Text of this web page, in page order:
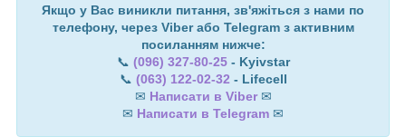
Якщо у Вас виникли питання, зв'яжіться з нами по
телефону, через Viber або Telegram з активним
посиланням нижче:
📞 (096) 327-80-25- Kyivstar
📞 (063) 122-02-32- Lifecell
✉ Написати в Viber ✉
✉ Написати в Telegram ✉